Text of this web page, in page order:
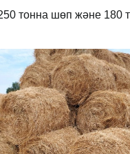
тонна шөп және 180